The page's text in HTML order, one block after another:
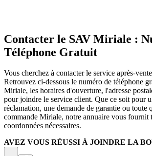
Contacter le SAV Miriale :
Téléphone Gratuit
Vous cherchez à contacter le service après-
Retrouvez ci-dessous le numéro de téléphone
Miriale, les horaires d'ouverture, l'adresse
pour joindre le service client. Que ce soit pour
réclamation, une demande de garantie ou toute
commande Miriale, notre annuaire vous fournit
coordonnées nécessaires.
AVEZ VOUS RÉUSSI À JOINDRE LA